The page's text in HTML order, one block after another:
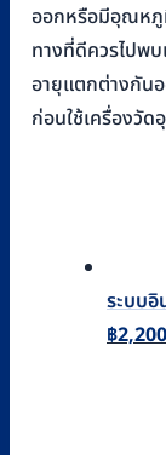
ออกหรือมีอุณหภู
ทางที่ดีควรไปพ
อายุแตกต่างกัน
ก่อนใช้เครื่องวั
ระบบอิ
Original
฿2,200